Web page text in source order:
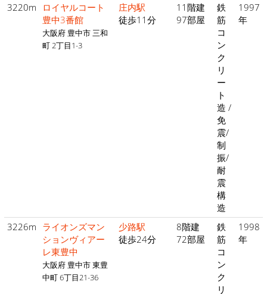
3220m
ロイヤルコート
豊中3番館
大阪府 豊中市 三和
町 2丁目1-3
庄内駅
徒歩11分
11階建
97部屋
鉄
筋
コ
ン
ク
リ
ー
ト
造 /
免
震/
制
振/
耐
震
構
造
1997
年
3226m ライオンズマン
ションヴィアー
レ東豊中
大阪府 豊中市 東豊
中町 6丁目21-36
少路駅
徒歩24分
8階建
72部屋
鉄
筋
コ
ン
ク
リ
1998
年